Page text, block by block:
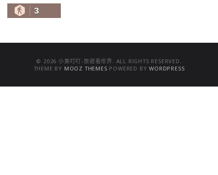
3
© 2026 小美叮叮-旅遊看世界. ALL RIGHTS RESERVED.
THEME BY MOOZ THEMES POWERED BYWORDPRESS